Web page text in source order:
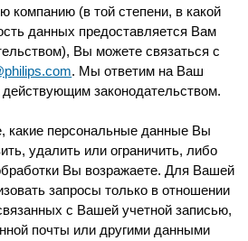
компанию (в той степени, в какой
данных предоставляется Вам
Вы можете связаться с
. Мы ответим на Ваш
действующим законодательством.
какие персональные данные Вы
удалить или ограничить, либо
Вы возражаете. Для Вашей
запросы только в отношении
с Вашей учетной записью,
почты или другими данными